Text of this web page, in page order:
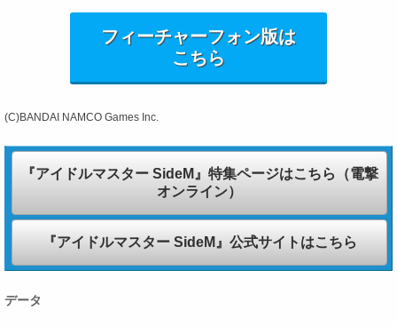
フィーチャーフォン版は
こちら
(C)BANDAI NAMCO Games Inc.
『アイドルマスター SideM』特集ページはこちら（電撃
オンライン）
『アイドルマスター SideM』公式サイトはこちら
データ